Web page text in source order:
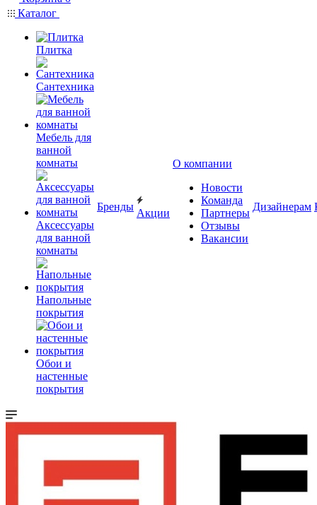
Каталог
Плитка
Сантехника
Мебель для
ванной
комнаты
Аксессуары
для ванной
комнаты
Напольные
покрытия
Обои и
настенные
покрытия
Бренды
Акции
О компании
Новости
Команда
Партнеры
Отзывы
Вакансии
Дизайнерам